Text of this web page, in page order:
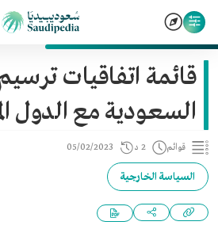
قائمة اتفاقيات
السعودية مع الدول
قوائم 2 د 05/02/2023
السياسة الخارجية